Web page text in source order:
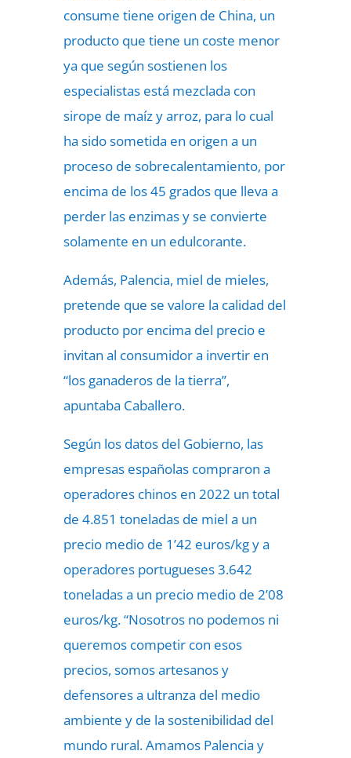
consume tiene origen de China, un
producto que tiene un coste menor
ya que según sostienen los
especialistas está mezclada con
sirope de maíz y arroz, para lo cual
ha sido sometida en origen a un
proceso de sobrecalentamiento, por
encima de los 45 grados que lleva a
perder las enzimas y se convierte
solamente en un edulcorante.
Además, Palencia, miel de mieles,
pretende que se valore la calidad del
producto por encima del precio e
invitan al consumidor a invertir en
“los ganaderos de la tierra”,
apuntaba Caballero.
Según los datos del Gobierno, las
empresas españolas compraron a
operadores chinos en 2022 un total
de 4.851 toneladas de miel a un
precio medio de 1’42 euros/kg y a
operadores portugueses 3.642
toneladas a un precio medio de 2’08
euros/kg. “Nosotros no podemos ni
queremos competir con esos
precios, somos artesanos y
defensores a ultranza del medio
ambiente y de la sostenibilidad del
mundo rural. Amamos Palencia y